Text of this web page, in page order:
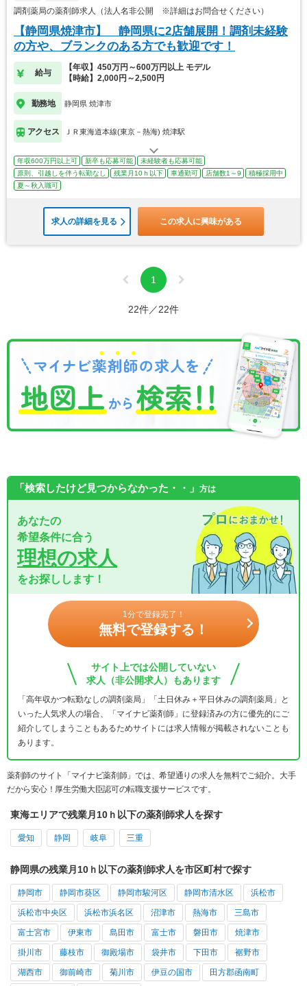
調剤薬局の薬剤師求人（法人名非公開 ※詳細はお問合せください）
【静岡県焼津市】 静岡県に2店舗展開！調剤未経験
の方や、ブランクのある方でも歓迎です！
給与
【年収】450万円～600万円以上 モデル
【時給】2,000円～2,500円
勤務地 静岡県 焼津市
アクセス ＪＲ東海道本線(東京－熱海) 焼津駅
年収600万円以上可 新卒も応募可能
未経験者も応募可能
原則、引越しを伴う転勤なし
残業月10ｈ以下 車通勤可 店舗数1～9
積極採用中
夏～秋入職可
求人の詳細を見る この求人に興味がある
1
22件／22件
「検索したけど見つからなかった・・」 方は
あなたの
希望条件に合う
理想の求人
をお探しします！
1分で登録完了！
無料で登録する！
サイト上では公開していない
求人（非公開求人）もあります
「高年収かつ転勤なしの調剤薬局」「土日休み＋平日休みの調剤薬局」と
いった人気求人の場合、「マイナビ薬剤師」に登録済みの方に優先的にご
紹介してしまうこともあるためサイトには求人情報が掲載されないことも
あります。
薬剤師のサイト「マイナビ薬剤師」では、希望通りの求人を無料でご紹介。大手
だから安心！厚生労働大臣認可の転職支援サービスです。
東海エリアで残業月10ｈ以下の薬剤師求人を探す
愛知 静岡 岐阜 三重
静岡県の残業月10ｈ以下の薬剤師求人を市区町村で探す
静岡市 静岡市葵区 静岡市駿河区 静岡市清水区 浜松市
浜松市中央区 浜松市浜名区 沼津市 熱海市 三島市
富士宮市 伊東市 島田市 富士市 磐田市 焼津市
掛川市 藤枝市 御殿場市 袋井市 下田市 裾野市
湖西市 御前崎市 菊川市 伊豆の国市 田方郡函南町